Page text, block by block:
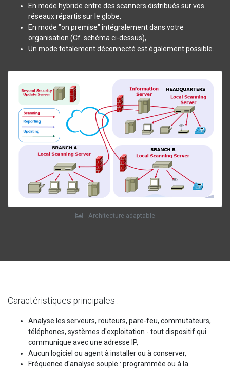
En mode hybride entre des scanners distribués sur vos
réseaux répartis sur le globe,
En mode "on premise" intégralement dans votre
organisation (Cf. schéma ci-dessus),
Un mode totalement déconnecté est également possible.
Architecture adaptable
Caractéristiques principales :
Analyse les serveurs, routeurs, pare-feu, commutateurs,
téléphones, systèmes d'exploitation - tout dispositif qui
communique avec une adresse IP,
Aucun logiciel ou agent à installer ou à conserver,
Fréquence d'analyse souple : programmée ou à la